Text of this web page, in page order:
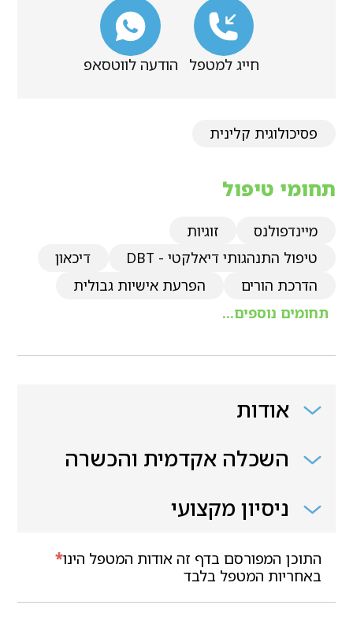
חייג למטפל הודעה לווטסאפ
פסיכולוגית קלינית
תחומי טיפול
מיינדפולנס
זוגיות
טיפול התנהגותי דיאלקטי - DBT
דיכאון
הדרכת הורים
הפרעת אישיות גבולית
תחומים נוספים...
אודות
השכלה אקדמית והכשרה
ניסיון מקצועי
*התוכן המפורסם בדף זה אודות המטפל הינו
באחריות המטפל בלבד